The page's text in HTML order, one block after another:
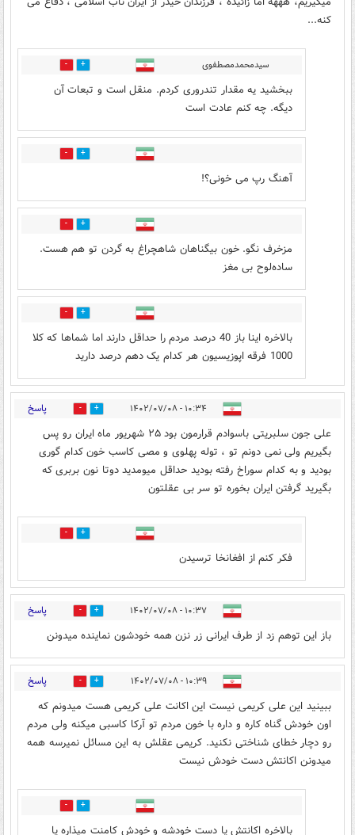
کنه...
سیدمحمدمصطفوی 0
ببخشید یه مقدار تندروری کردم. منقل است و تبعات آن
دیگه. چه کنم عادت است
0
آهنگ رپ می خونی؟!
8
مزخرف نگو. خون بیگناهان شاهچراغ به گردن تو هم هست.
ساده‌لوح بی مغز
0
بالاخره اینا باز 40 درصد مردم را حداقل دارند اما شماها که کلا
1000 فرقه اپوزیسیون هر کدام یک دهم درصد دارید
۱۰:۳۴ - ۱۴۰۲/۰۷/۰۸ 31 پاسخ
علی جون سلبریتی باسوادم قرارمون بود ۲۵ شهریور ماه ایران رو پس
بگیریم ولی نمی دونم تو ، توله پهلوی و مصی کاسب خون کدام گوری
بودید و به کدام سوراخ رفته بودید حداقل میومدید دوتا نون بربری که
بگیرید گرفتن ایران بخوره تو سر بی عقلتون
5
فکر کنم از افغانخا ترسیدن
۱۰:۳۷ - ۱۴۰۲/۰۷/۰۸ 36 پاسخ
باز این توهم زد از طرف ایرانی زر نزن همه خودشون نماینده میدونن
۱۰:۳۹ - ۱۴۰۲/۰۷/۰۸ 25 پاسخ
ببینید این علی کریمی نیست این اکانت علی کریمی هست میدونم که
اون خودش گناه کاره و داره با خون مردم تو آرکا کاسبی میکنه ولی مردم
رو دچار خطای شناختی نکنید. کریمی عقلش به این مسائل نمیرسه همه
میدونن اکانتش دست خودش نیست
0
بالاخره اکانتش یا دست خودشه و خودش کامنت میذاره یا